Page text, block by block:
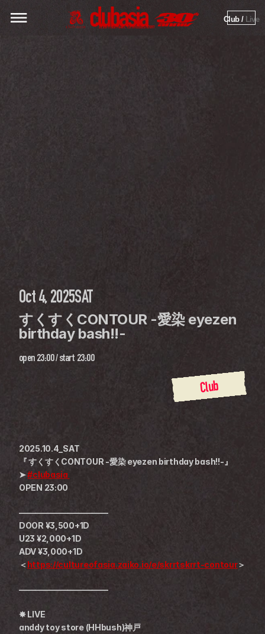
Club / Live
Oct 4, 2025SAT
すくすくCONTOUR -愛染 eyezen
birthday bash!!-
open 23:00 / start 23:00
Club
2025.10.4_SAT
『 すくすくCONTOUR -愛染 eyezen birthday bash!!-』
➤ #clubasia
OPEN 23:00
———————————
DOOR ¥3,500+1D
U23 ¥2,000+1D
ADV ¥3,000+1D
＜ https://cultureofasia.zaiko.io/e/skrrtskrrt-contour＞
———————————
✸ LIVE
anddy toy store (HHbush)神戸